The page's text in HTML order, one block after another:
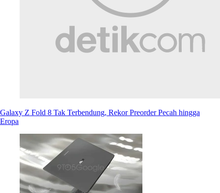
Galaxy Z Fold 8 Tak Terbendung, Rekor Preorder Pecah hingga
Eropa